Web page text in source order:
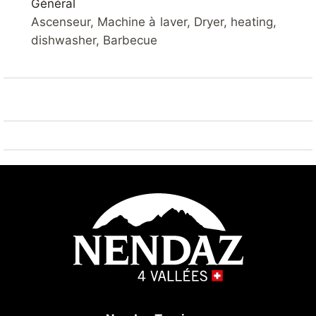
avec lavabo et WC. A l'étage: 1 chambre à 2 lits, 1
chambre mansardée à 3 lits, 1 salle de bain avec
lavabo, douche et WC, 1 grande terrasse sud-est, 1
Magnifique vue sur les Alpes. A proximité immédiate
Général
Ascenseur, Machine à laver, Dryer, heating,
dishwasher, Barbecue